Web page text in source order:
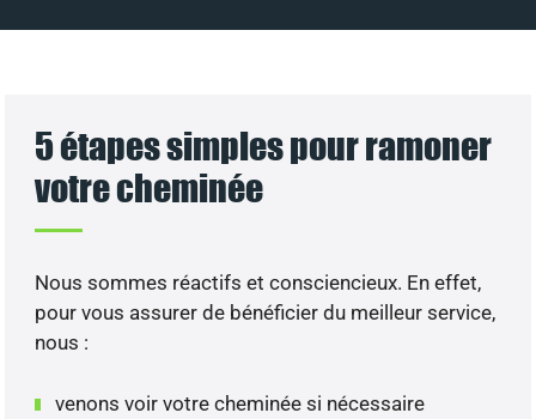
5 étapes simples pour ramoner
votre cheminée
Nous sommes réactifs et consciencieux. En effet,
pour vous assurer de bénéficier du meilleur service,
nous :
venons voir votre cheminée si nécessaire